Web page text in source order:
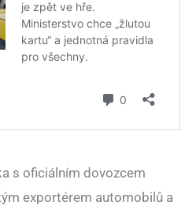
s oficiálním dovozcem
exportérem automobilů a